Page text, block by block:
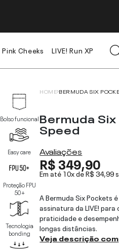
Pink Cheeks LIVE! Run XP
Bolso funcional
Easy care
Proteção FPU
50+
Tecnologia
bonding
HOME BERMUDA SIX
Bermuda
Speed
Avaliações
R$ 349,90
Em até 10x deR$ 34,99
A Bermuda Six Pockets
assinatura da LIVE!
praticidade e
longas distâncias.
Veja descrição